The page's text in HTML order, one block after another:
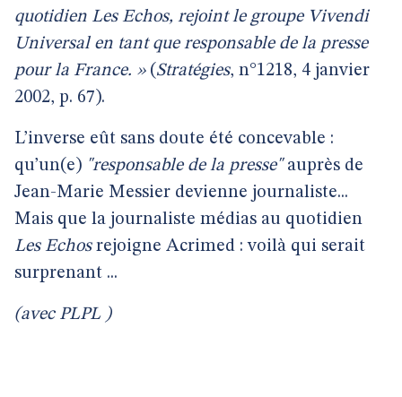
quotidien Les Echos, rejoint le groupe Vivendi
Universal en tant que responsable de la presse
pour la France. »(Stratégies, n°1218, 4 janvier
2002, p. 67).
L’inverse eût sans doute été concevable :
qu’un(e) "responsable de la presse"auprès de
Jean-Marie Messier devienne journaliste...
Mais que la journaliste médias au quotidien
Les Echosrejoigne Acrimed : voilà qui serait
surprenant ...
(avec PLPL )